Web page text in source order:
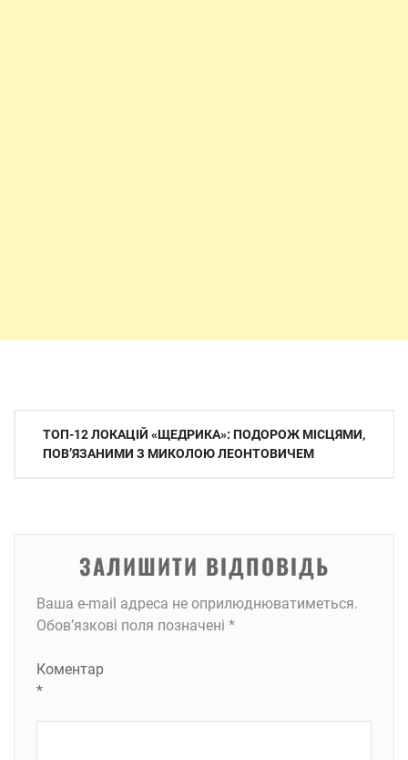
Навігація
записів
ТОП-12 ЛОКАЦІЙ «ЩЕДРИКА»: ПОДОРОЖ МІСЦЯМИ,
ПОВ’ЯЗАНИМИ З МИКОЛОЮ ЛЕОНТОВИЧЕМ
ЗАЛИШИТИ ВІДПОВІДЬ
Ваша e-mail адреса не оприлюднюватиметься.
Обов’язкові поля позначені *
Коментар
*